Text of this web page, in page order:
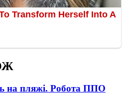
на пляжі. Робота ППО